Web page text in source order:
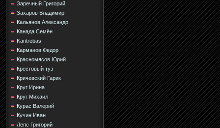
Заречный Григорий
Захаров Владимир
Кальянов Александр
Канада Семён
Kantrobas
Карманов Федор
Красномясов Юрий
Крестовый туз
Кричевский Гарик
Круг Ирина
Круг Михаил
Курас Валерий
Кучин Иван
Лепс Григорий